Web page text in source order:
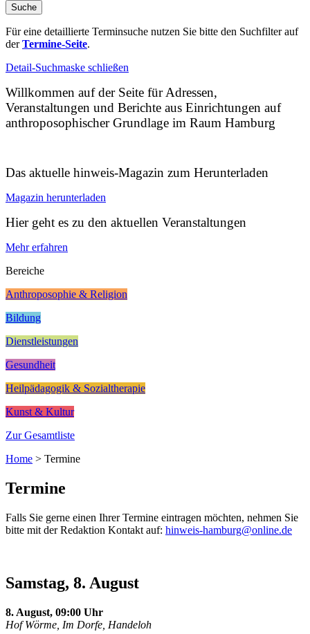
Für eine detaillierte Terminsuche nutzen Sie bitte den Suchfilter auf
derTermine-Seite.
Detail-Suchmaske schließen
Willkommen auf der Seite für Adressen,
Veranstaltungen und Berichte aus Einrichtungen auf
anthroposophischer Grundlage im Raum Hamburg
Das aktuelle hinweis-Magazin zum Herunterladen
Magazin herunterladen
Hier geht es zu den aktuellen Veranstaltungen
Mehr erfahren
Bereiche
Anthroposophie & Religion
Bildung
Dienstleistungen
Gesundheit
Heilpädagogik & Sozialtherapie
Kunst & Kultur
Zur Gesamtliste
Home > Termine
Termine
Falls Sie gerne einen Ihrer Termine eintragen möchten, nehmen Sie
bitte mit der Redaktion Kontakt auf: hinweis-hamburg@online.de
Samstag, 8. August
8. August, 09:00 Uhr
Hof Wörme, Im Dorfe, Handeloh